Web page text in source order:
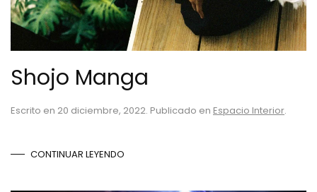
Shojo Manga
Escrito en 20 diciembre, 2022. Publicado en Espacio Interior.
CONTINUAR LEYENDO